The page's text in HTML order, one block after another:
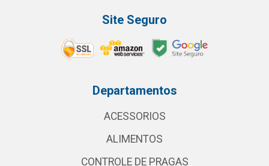
Site Seguro
Departamentos
ACESSORIOS
ALIMENTOS
CONTROLE DE PRAGAS